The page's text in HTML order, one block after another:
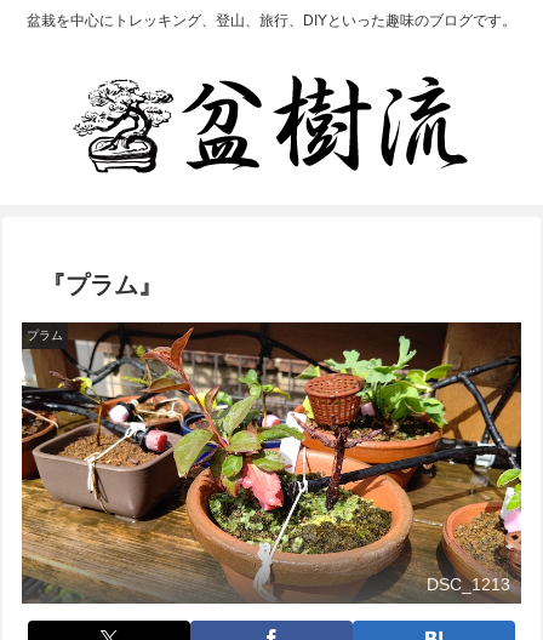
盆栽を中心にトレッキング、登山、旅行、DIYといった趣味のブログです。
『プラム』
プラム
DSC_1213